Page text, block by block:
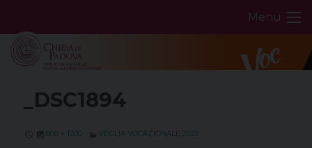
content
Menu
_DSC1894
800 × 1200 VEGLIA VOCAZIONALE 2022